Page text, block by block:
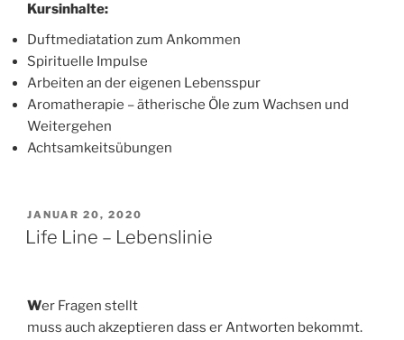
Kursinhalte:
Duftmediatation zum Ankommen
Spirituelle Impulse
Arbeiten an der eigenen Lebensspur
Aromatherapie – ätherische Öle zum Wachsen und
Weitergehen
Achtsamkeitsübungen
VERÖFFENTLICHT
AM
JANUAR 20, 2020
Life Line – Lebenslinie
Wer Fragen stellt
muss auch akzeptieren dass er Antworten bekommt.